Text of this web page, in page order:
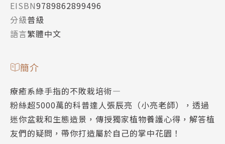
EISBN9789862899496
分級普級
語言繁體中文
簡介
療癒系綠手指的不敗栽培術―
粉絲超5000萬的科普達人張辰亮（小亮老師），透過
迷你盆栽和生態造景，傳授獨家植物養護心得，解答植
友們的疑問，帶你打造屬於自己的掌中花園！